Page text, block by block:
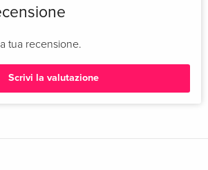
tua recensione.
Scrivi la valutazione